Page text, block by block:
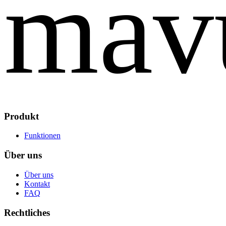
Produkt
Funktionen
Über uns
Über uns
Kontakt
FAQ
Rechtliches